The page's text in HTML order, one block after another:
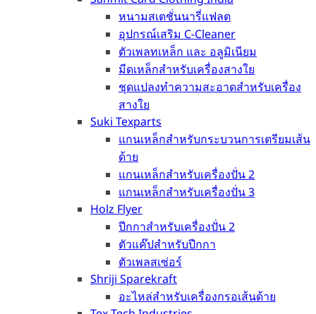
หนามสเตชั่นนารี่แฟลต
อุปกรณ์เสริม C-Cleaner
ตัวเพลทเหล็ก และ อลูมิเนียม
มีดเหล็กสำหรับเครื่องสางใย
ชุดแปลงทำความสะอาดสำหรับเครื่อง
สางใย
Suki Texparts
แกนเหล็กสำหรับกระบวนการเตรียมเส้น
ด้าย
แกนเหล็กสำหรับเครื่องปั่น 2
แกนเหล็กสำหรับเครื่องปั่น 3
Holz Flyer
ปีกกาสำหรับเครื่องปั่น 2
ตัวแค๊ปสำหรับปีกกา
ตัวเพลสเซ่อร์
Shriji Sparekraft
อะไหล่สำหรับเครื่องกรอเส้นด้าย